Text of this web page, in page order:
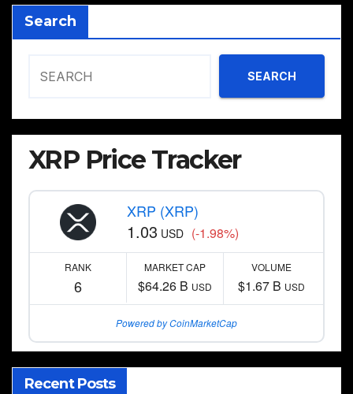
Search
SEARCH
XRP Price Tracker
XRP (XRP)
1.03 USD (-1.98%)
RANK
6
MARKET CAP
$64.26 B USD
VOLUME
$1.67 B USD
Powered by CoinMarketCap
Recent Posts